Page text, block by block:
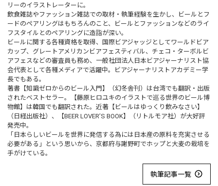
リーのイラストレーターに。
飲食雑誌やファッション雑誌での取材・執筆経験を生かし、ビールとフ
ードのペアリングはもちろんのこと、ビールとファッションなどのライ
フスタイルとのペアリングに造詣が深い。
ビールに関する各種資格を取得、国際ビアジャッジとしてワールドビア
カップ、グレートアメリカンビアフェスティバル、チェコ・ターボルビ
アフェスなどの審査員も務め、一般社団法人日本ビアジャーナリスト協
会代表として各種メディアで活躍中。ビアジャーナリストアカデミー学
長でもある。
著書【知識ゼロからのビール入門】（幻冬舎刊）は台湾でも翻訳・出版
されたベストセラー。【藤原ヒロユキのイラストで巡る世界のビール博
物館】は韓国でも翻訳された。近著【ビールはゆっくり飲みなさい】
（日経出版社）、【BEER LOVER’S BOOK】（リトルモア社）が大好評
発売中。
「日本らしいビールを世界に発信する為には日本産の原料を充実させる
必要がある」という思いから、京都府与謝野町でホップと大麦の栽培を
手がけている。
執筆記事一覧